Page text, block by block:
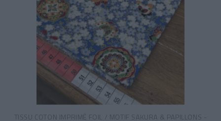
TISSU COTON IMPRIMÉ FOIL / MOTIF SAKURA & PAPILLONS -